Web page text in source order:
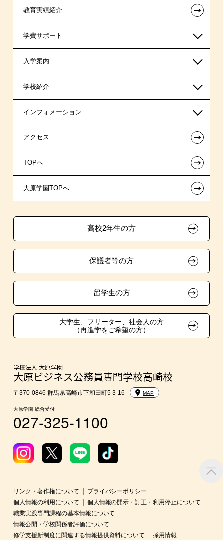
国家公務員・地方公務員系
警察官・消防官系
税理士系
ビジネス系
東京経営大学 学士取得コース
教育実績紹介 ←
学費サポート
高等教育の修学支援新制度
日本学生支援機構の奨学金
国の教育ローン
提携教育ローン
新聞奨学生
試験による特待生制度
入学案内
一般入学
AO入学
指定校推薦入学
指定校自己推薦入学
特別推薦入学
生徒会活動推薦入学
在校生・卒業生紹介推薦入学
大学生・短期大学生特別入学
学費
東京経営大学への3年次編入学
入学前のお勧め学習システム
大学・短期大学・公務員併願制度
学校紹介
在校生からあなたへ
夢を叶えた先輩たち
施設・研修所
大原の資格サポート制度
インフォメーション
お知らせ・新着情報
在校生へのお知らせ
各種証明書の発行ご希望の方
採用ご担当の方
アクセス ←
TOPへ ←
大原学園TOPへ ←
高校2年生の方
保護者等の方
留学生の方
大学生、フリーター、社会人の方
（再進学をご希望の方）
学校法人 大原学園
大原ビジネス公務員専門学校高崎校
〒370-0846 群馬県高崎市下和田町5-3-16 MAP
大原学園 総合受付
027-325-1100
リンク・著作権について
プライバシーポリシー
個人情報の利用について
個人情報の開示・訂正・利用停止について
職業実践専門課程の基本情報について
情報公開・学校関係者評価について
修学支援新制度に関連する情報提供資料について
採用情報